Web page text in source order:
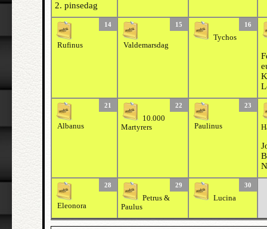
2. pinsedag
14
Rufinus
15
Valdemarsdag
16
Tychos
21
Albanus
22
10.000
Martyrers
23
Paulinus
28
Eleonora
29
Petrus &
Paulus
30
Lucina